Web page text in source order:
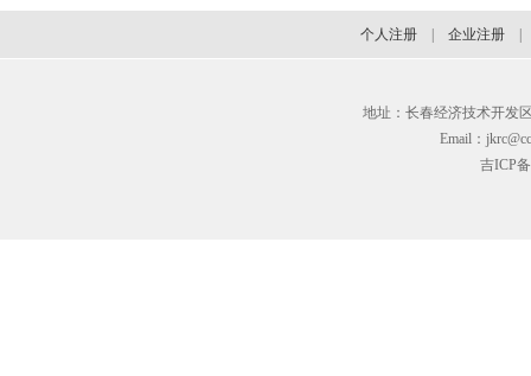
个人注册 企业注册
地址：长春经济技术开发
Email：
吉ICP